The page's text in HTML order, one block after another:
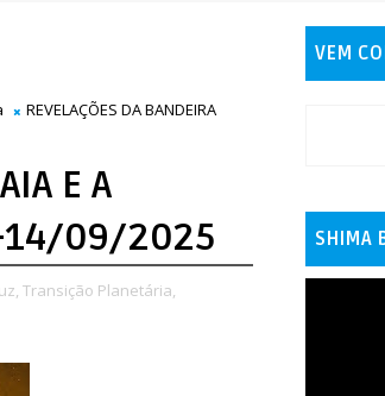
REVELAÇÕES DA BANDEIRA
E A
-14/09/2025
Transição Planetária,
VEM
SHIMA